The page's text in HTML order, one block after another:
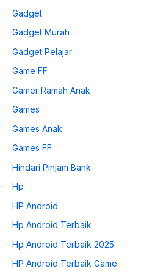
Gadget
Gadget Murah
Gadget Pelajar
Game FF
Gamer Ramah Anak
Games
Games Anak
Games FF
Hindari Pinjam Bank
Hp
HP Android
Hp Android Terbaik
Hp Android Terbaik 2025
HP Android Terbaik Game